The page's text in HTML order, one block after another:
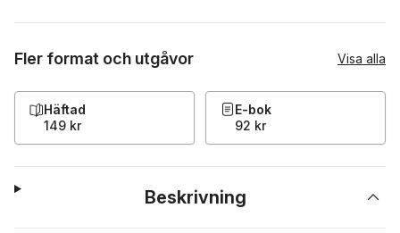
Fler format och utgåvor Visa alla
Häftad
149 kr
E-bok
92 kr
Beskrivning